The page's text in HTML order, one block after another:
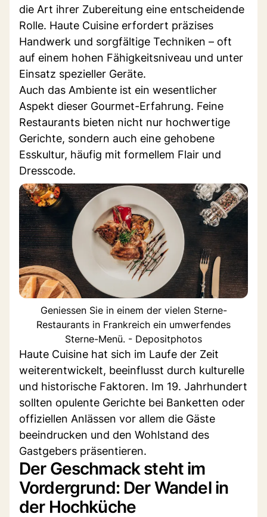
die Art ihrer Zubereitung eine entscheidende
Rolle. Haute Cuisine erfordert präzises
Handwerk und sorgfältige Techniken – oft
auf einem hohen Fähigkeitsniveau und unter
Einsatz spezieller Geräte.
Auch das Ambiente ist ein wesentlicher
Aspekt dieser Gourmet-Erfahrung. Feine
Restaurants bieten nicht nur hochwertige
Gerichte, sondern auch eine gehobene
Esskultur, häufig mit formellem Flair und
Dresscode.
Geniessen Sie in einem der vielen Sterne-
Restaurants in Frankreich ein umwerfendes
Sterne-Menü. - Depositphotos
Haute Cuisine hat sich im Laufe der Zeit
weiterentwickelt, beeinflusst durch kulturelle
und historische Faktoren. Im 19. Jahrhundert
sollten opulente Gerichte bei Banketten oder
offiziellen Anlässen vor allem die Gäste
beeindrucken und den Wohlstand des
Gastgebers präsentieren.
Der Geschmack steht im
Vordergrund: Der Wandel in
der Hochküche